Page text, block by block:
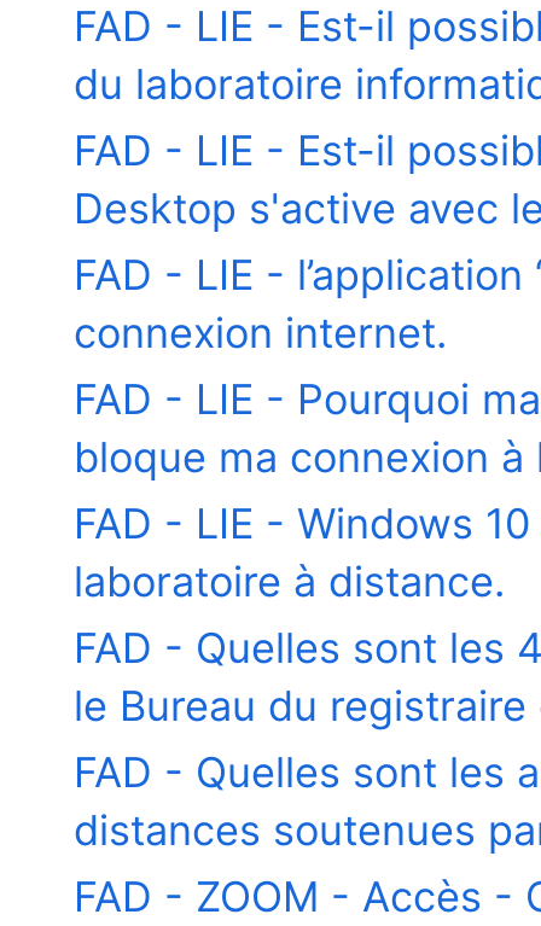
FAD - LIE - Est-il
du laboratoire
FAD - LIE - Est-il
Desktop s'active avec
FAD - LIE -
connexion internet.
FAD - LIE - Pourquoi
bloque ma connexion à
FAD - LIE - Windows
laboratoire à distance.
FAD - Quelles sont les
le Bureau du registraire
FAD - Quelles sont les
distances soutenues
FAD - ZOOM - Accès -